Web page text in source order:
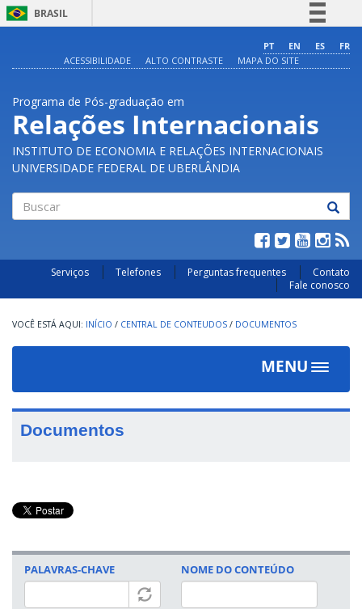
BRASIL
Comunica BR
Acesso à informação
Legislação
PT EN ES
FR
ACESSIBILIDADE
ALTO CONTRASTE MAPA DO SITE
Programa de Pós-graduação em
Relações Internacionais
INSTITUTO DE ECONOMIA E RELAÇÕES INTERNACIONAIS
UNIVERSIDADE FEDERAL DE UBERLÂNDIA
Serviços Telefones Perguntas frequentes
Contato
Fale conosco
INÍCIO / CENTRAL DE CONTEUDOS / DOCUMENTOS
MENU
Toggle
Documentos
PALAVRAS-CHAVE NOME DO CONTEÚDO